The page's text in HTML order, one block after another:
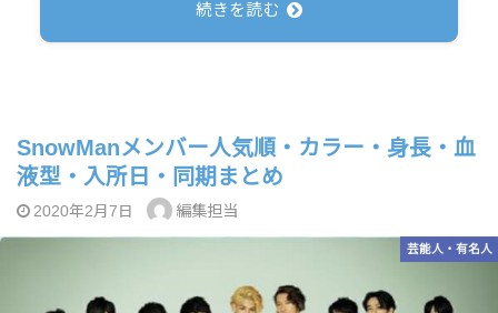
続きを読む
SnowManメンバー人気順・カラー・身長・血
液型・入所日・同期まとめ
2020年2月7日 編集担当
芸能人・有名人